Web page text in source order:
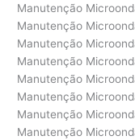
Manutenção
Manutenção
Manutenção
Manutenção
Manutenção
Manutenção
Manutenção
Manutenção